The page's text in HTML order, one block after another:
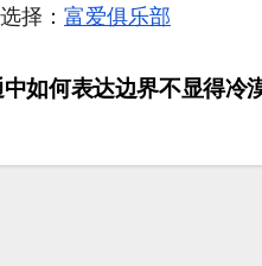
择： 富爱俱乐部
如何表达边界不显得冷